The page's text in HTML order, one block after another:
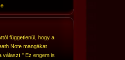
függetlenül, hogy a
Note mangákat
választ." Ez engem is